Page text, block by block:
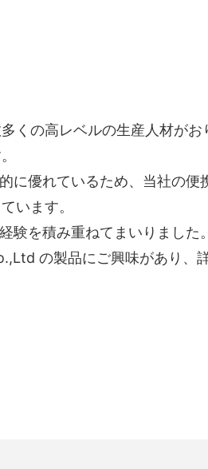
の高レベルの生産人材が
に優れているため、当社の
います。
験を積み重ねてまいりました。
の製品にご興味があり、